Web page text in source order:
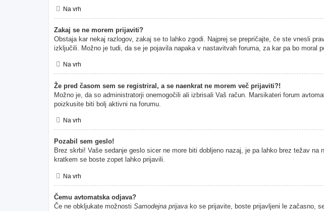
Na vrh
Zakaj se ne morem prijaviti?
Obstaja kar nekaj razlogov, zakaj se to lahko zgodi. Najprej se prepričajte, če ste vnesli
izključili. Možno je tudi, da se je pojavila napaka v nastavitvah foruma, za kar pa bo moral
Na vrh
Že pred časom sem se registriral, a se naenkrat ne morem več prijaviti?!
Možno je, da so administratorji onemogočili ali izbrisali Vaš račun. Marsikateri forum
poizkusite biti bolj aktivni na forumu.
Na vrh
Pozabil sem geslo!
Brez skrbi! Vaše sedanje geslo sicer ne more biti dobljeno nazaj, je pa lahko brez težav
kratkem se boste zopet lahko prijavili.
Na vrh
Čemu avtomatska odjava?
Če ne obkljukate možnosti Samodejna prijava ko se prijavite, boste prijavljeni le začasno,